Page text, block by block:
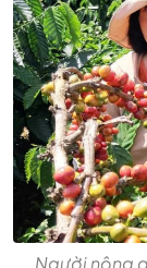
Người nông